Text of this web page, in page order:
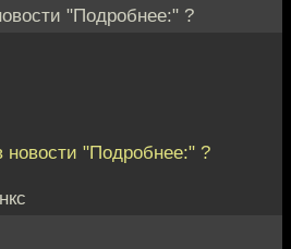
"Подробнее:" ?
"Подробнее:" ?